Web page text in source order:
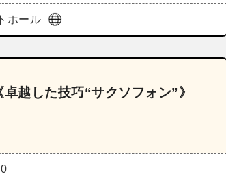
ホール
越した技巧“サクソフォン”》